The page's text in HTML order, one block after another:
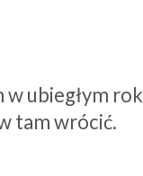
ubiegłym
tam wrócić.